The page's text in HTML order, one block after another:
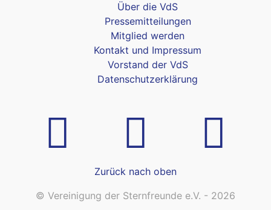
Über die VdS
Pressemitteilungen
Mitglied werden
Kontakt und Impressum
Vorstand der VdS
Datenschutzerklärung
Zurück nach oben
© Vereinigung der Sternfreunde e.V. - 2026